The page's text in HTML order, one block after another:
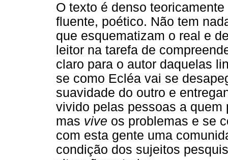
O texto é denso
fluente, poético. Não tem
que esquematizam o real e
leitor na tarefa de
claro para o autor daquelas
se como Ecléa vai se
suavidade do outro e
vivido pelas pessoas a
mas vive os problemas e se
com esta gente uma
condição dos sujeitos